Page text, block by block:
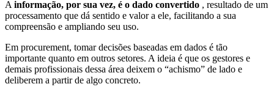
Ainformação, por sua vez, é o dado convertido , resultado de um
processamento que dá sentido e valor a ele, facilitando a sua
compreensão e ampliando seu uso.
Em procurement, tomar decisões baseadas em dados é tão
importante quanto em outros setores. A ideia é que os gestores e
demais profissionais dessa área deixem o “achismo” de lado e
deliberem a partir de algo concreto.